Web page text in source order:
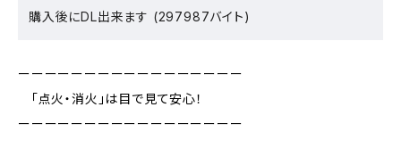
購入後にDL出来ます (297987バイト)
ーーーーーーーーーーーーーーーーー
「点火・消火」は目で見て安心！
ーーーーーーーーーーーーーーーーー